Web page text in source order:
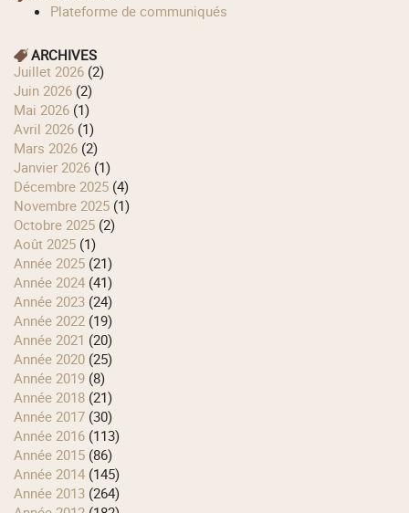
Plateforme de communiqués
ARCHIVES
juillet 2026 (2)
juin 2026 (2)
mai 2026 (1)
avril 2026 (1)
mars 2026 (2)
janvier 2026 (1)
décembre 2025 (4)
novembre 2025 (1)
octobre 2025 (2)
août 2025 (1)
année 2025 (21)
année 2024 (41)
année 2023 (24)
année 2022 (19)
année 2021 (20)
année 2020 (25)
année 2019 (8)
année 2018 (21)
année 2017 (30)
année 2016 (113)
année 2015 (86)
année 2014 (145)
année 2013 (264)